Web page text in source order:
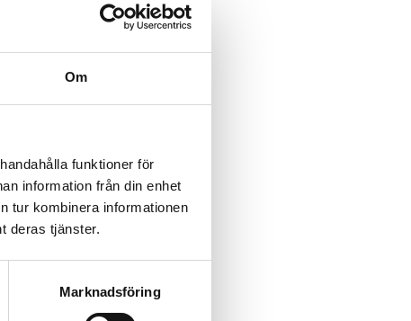
Om
funktioner för
information från din enhet
tur kombinera informationen
deras tjänster.
Marknadsföring